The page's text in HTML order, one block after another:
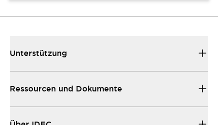
Unterstützung
Ressourcen und Dokumente